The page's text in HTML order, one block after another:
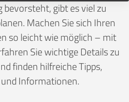
bevorsteht, gibt es viel zu
Machen Sie sich Ihren
so leicht wie möglich – mit
Sie wichtige Details zu
finden hilfreiche Tipps,
Informationen.